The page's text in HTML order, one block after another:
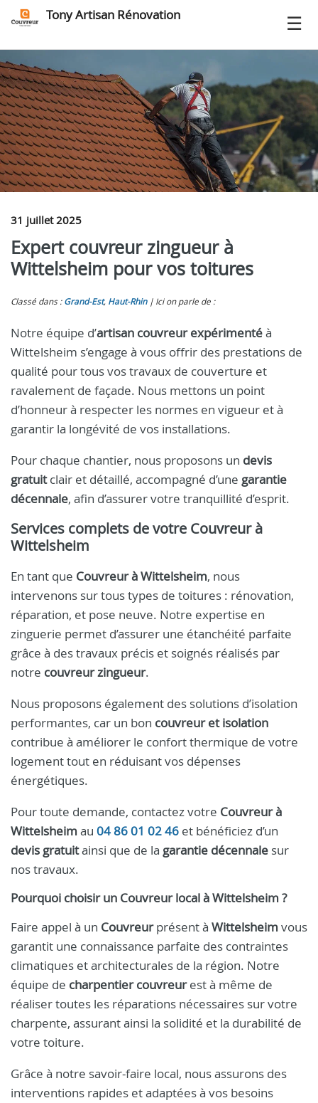
Tony Artisan Rénovation
31 juillet 2025
Expert couvreur zingueur à
Wittelsheim pour vos toitures
Classé dans : Grand-Est, Haut-Rhin Ici on parle de :
Notre équipe d’artisan couvreur expérimentéà
Wittelsheim s’engage à vous offrir des prestations de
qualité pour tous vos travaux de couverture et
ravalement de façade. Nous mettons un point
d’honneur à respecter les normes en vigueur et à
garantir la longévité de vos installations.
Pour chaque chantier, nous proposons un devis
gratuitclair et détaillé, accompagné d’une garantie
décennale, afin d’assurer votre tranquillité d’esprit.
Services complets de votre Couvreur à
Wittelsheim
En tant que Couvreur à Wittelsheim, nous
intervenons sur tous types de toitures : rénovation,
réparation, et pose neuve. Notre expertise en
zinguerie permet d’assurer une étanchéité parfaite
grâce à des travaux précis et soignés réalisés par
notre couvreur zingueur.
Nous proposons également des solutions d’isolation
performantes, car un bon couvreur et isolation
contribue à améliorer le confort thermique de votre
logement tout en réduisant vos dépenses
énergétiques.
Pour toute demande, contactez votre Couvreur à
Wittelsheimau 04 86 01 02 46 et bénéficiez d’un
devis gratuitainsi que de la garantie décennale sur
nos travaux.
Pourquoi choisir un Couvreurlocal àWittelsheim?
Faire appel à un Couvreurprésent à Wittelsheimvous
garantit une connaissance parfaite des contraintes
climatiques et architecturales de la région. Notre
équipe de charpentier couvreurest à même de
réaliser toutes les réparations nécessaires sur votre
charpente, assurant ainsi la solidité et la durabilité de
votre toiture.
Grâce à notre savoir-faire local, nous assurons des
interventions rapides et adaptées à vos besoins